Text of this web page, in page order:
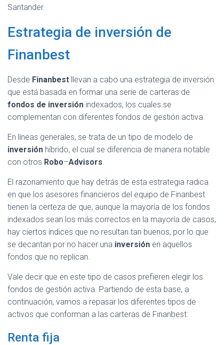
Santander.
Estrategia de inversión de
Finanbest
Desde Finanbest llevan a cabo una estrategia de inversión
que está basada en formar una serie de carteras de
fondos de inversión indexados, los cuales se
complementan con diferentes fondos de gestión activa.
En líneas generales, se trata de un tipo de modelo de
inversión híbrido, el cual se diferencia de manera notable
con otros Robo–Advisors.
El razonamiento que hay detrás de esta estrategia radica
en que los asesores financieros del equipo de Finanbest
tienen la certeza de que, aunque la mayoría de los fondos
indexados sean los más correctos en la mayoría de casos,
hay ciertos índices que no resultan tan buenos, por lo que
se decantan por no hacer una inversión en aquellos
fondos que no replican.
Vale decir que en este tipo de casos prefieren elegir los
fondos de gestión activa. Partiendo de esta base, a
continuación, vamos a repasar los diferentes tipos de
activos que conforman a las carteras de Finanbest:
Renta fija